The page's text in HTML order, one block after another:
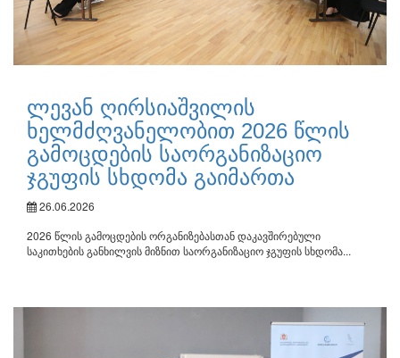
ლევან ღირსიაშვილის
ხელმძღვანელობით 2026 წლის
გამოცდების საორგანიზაციო
ჯგუფის სხდომა გაიმართა
26.06.2026
2026 წლის გამოცდების ორგანიზებასთან დაკავშირებული
საკითხების განხილვის მიზნით საორგანიზაციო ჯგუფის სხდომა...